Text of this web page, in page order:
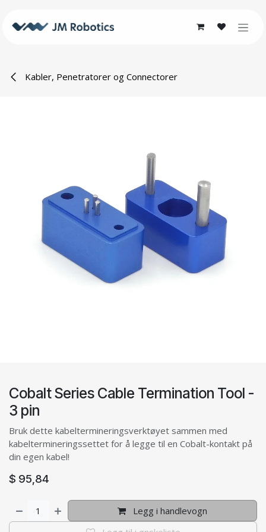
Kabler, Penetratorer og Connectorer
Cobalt Series Cable Termination Tool -
3 pin
Bruk dette kabeltermineringsverktøyet sammen med
kabeltermineringssettet for å legge til en Cobalt-kontakt på
din egen kabel!
$ 95,84
Legg i handlevogn